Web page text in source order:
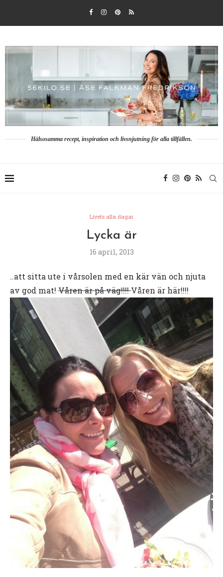
Hälsosamma recept, inspiration och livsnjutning för alla tillfällen.
Livets alla dagar
Lycka är
16 april, 2013
..att sitta ute i vårsolen med en kär vän och njuta
av god mat! Våren är på väg!!!!Våren är här!!!!